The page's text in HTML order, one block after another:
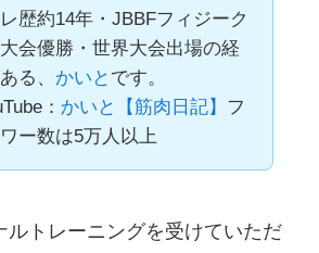
歴約14年・JBBFフィジーク
会優勝・世界大会出場の経
る、 かいと です。
： かいと【筋肉日記】 フ
ー数は5万人以上
ルトレーニングを受けていただ